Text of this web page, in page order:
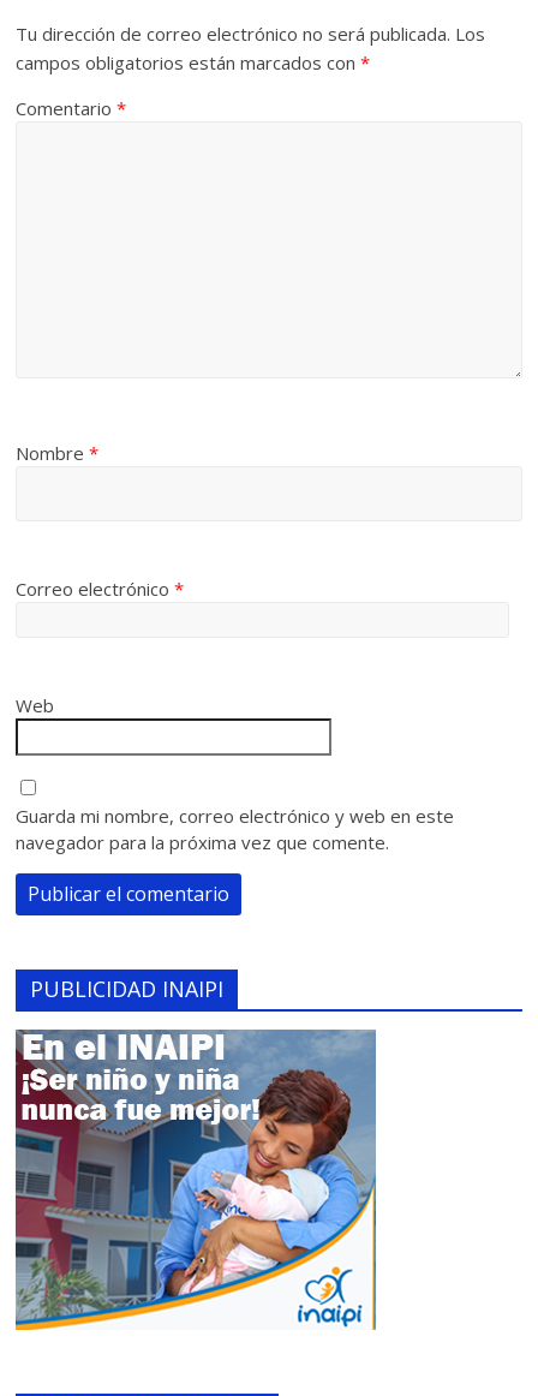
Tu dirección de correo electrónico no será publicada. Los
campos obligatorios están marcados con*
Comentario*
Nombre*
Correo electrónico*
Web
Guarda mi nombre, correo electrónico y web en este
navegador para la próxima vez que comente.
PUBLICIDAD INAIPI